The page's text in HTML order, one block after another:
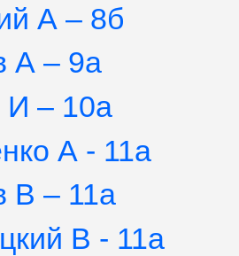
А – 8б
А – 9а
И – 10а
А - 11а
В – 11а
В - 11а